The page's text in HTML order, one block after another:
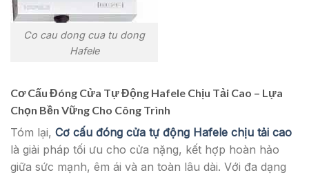
Co cau dong cua tu dong
Hafele
Cơ Cấu Đóng Cửa Tự Động Hafele Chịu Tải Cao – Lựa
Chọn Bền Vững Cho Công Trình
Tóm lại, Cơ cấu đóng cửa tự động Hafele chịu tải cao
là giải pháp tối ưu cho cửa nặng, kết hợp hoàn hảo
giữa sức mạnh, êm ái và an toàn lâu dài. Với đa dạng